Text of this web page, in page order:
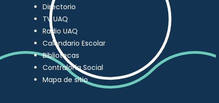
Directorio
TV UAQ
Radio UAQ
Calendario Escolar
Bibliotecas
Contraloría Social
Mapa de sitio